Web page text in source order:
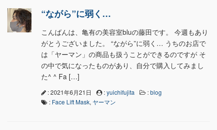
“ながら”に弱く…
こんばんは、亀有の美容室bluの藤田です。 今週もあり
がとうございました。 “ながら”に弱く… うちのお店で
は「ヤーマン」の商品も扱うことができるのですが そ
の中で気になったものがあり、自分で購入してみまし
た^ ^ Fa […]
: 2021年6月21日 :yuichifujita :blog
: Face Lift Mask, ヤーマン